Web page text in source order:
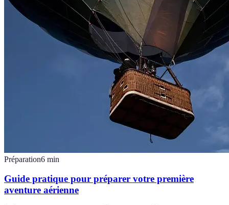
Préparation6 min
Guide pratique pour préparer votre première
aventure aérienne